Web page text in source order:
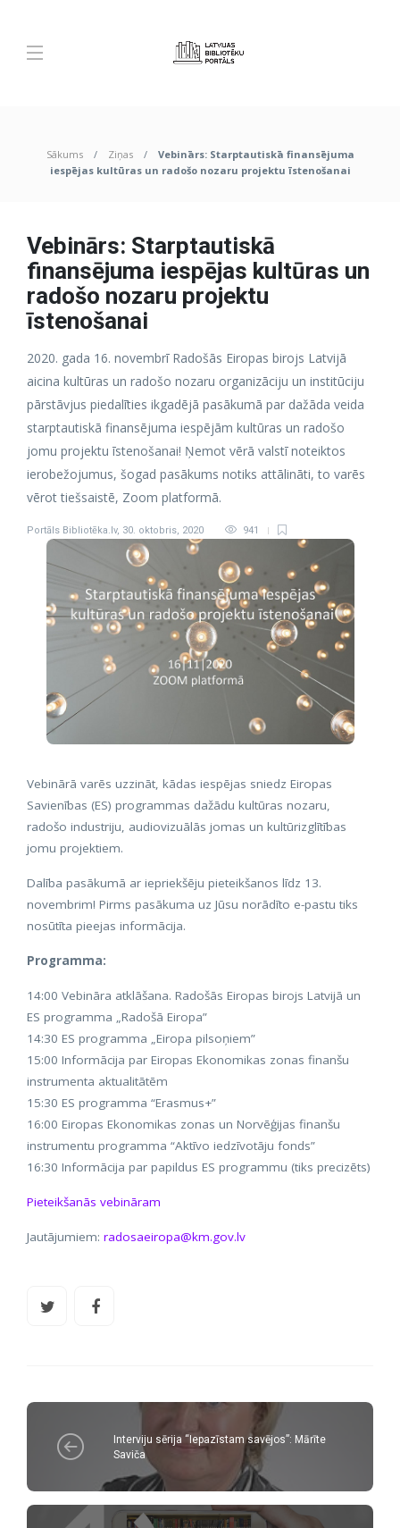
Sākums Ziņas
Vebinārs: Starptautiskā finansējuma
iespējas kultūras un radošo nozaru projektu īstenošanai
Vebinārs: Starptautiskā
finansējuma iespējas kultūras un
radošo nozaru projektu
īstenošanai
2020. gada 16. novembrī Radošās Eiropas birojs Latvijā
aicina kultūras un radošo nozaru organizāciju un institūciju
pārstāvjus piedalīties ikgadējā pasākumā par dažāda veida
starptautiskā finansējuma iespējām kultūras un radošo
jomu projektu īstenošanai! Ņemot vērā valstī noteiktos
ierobežojumus, šogad pasākums notiks attālināti, to varēs
vērot tiešsaistē, Zoom platformā.
Portāls Bibliotēka.lv, 30. oktobris, 2020 941
Vebinārā varēs uzzināt, kādas iespējas sniedz Eiropas
Savienības (ES) programmas dažādu kultūras nozaru,
radošo industriju, audiovizuālās jomas un kultūrizglītības
jomu projektiem.
Dalība pasākumā ar iepriekšēju pieteikšanos līdz 13.
novembrim! Pirms pasākuma uz Jūsu norādīto e-pastu tiks
nosūtīta pieejas informācija.
Programma:
14:00 Vebināra atklāšana. Radošās Eiropas birojs Latvijā un
ES programma „Radošā Eiropa”
14:30 ES programma „Eiropa pilsoņiem”
15:00 Informācija par Eiropas Ekonomikas zonas finanšu
instrumenta aktualitātēm
15:30 ES programma “Erasmus+”
16:00 Eiropas Ekonomikas zonas un Norvēģijas finanšu
instrumentu programma “Aktīvo iedzīvotāju fonds”
16:30 Informācija par papildus ES programmu (tiks precizēts)
Pieteikšanās vebināram
Jautājumiem: radosaeiropa@km.gov.lv
Interviju sērija “Iepazīstam savējos”: Mārīte
Saviča